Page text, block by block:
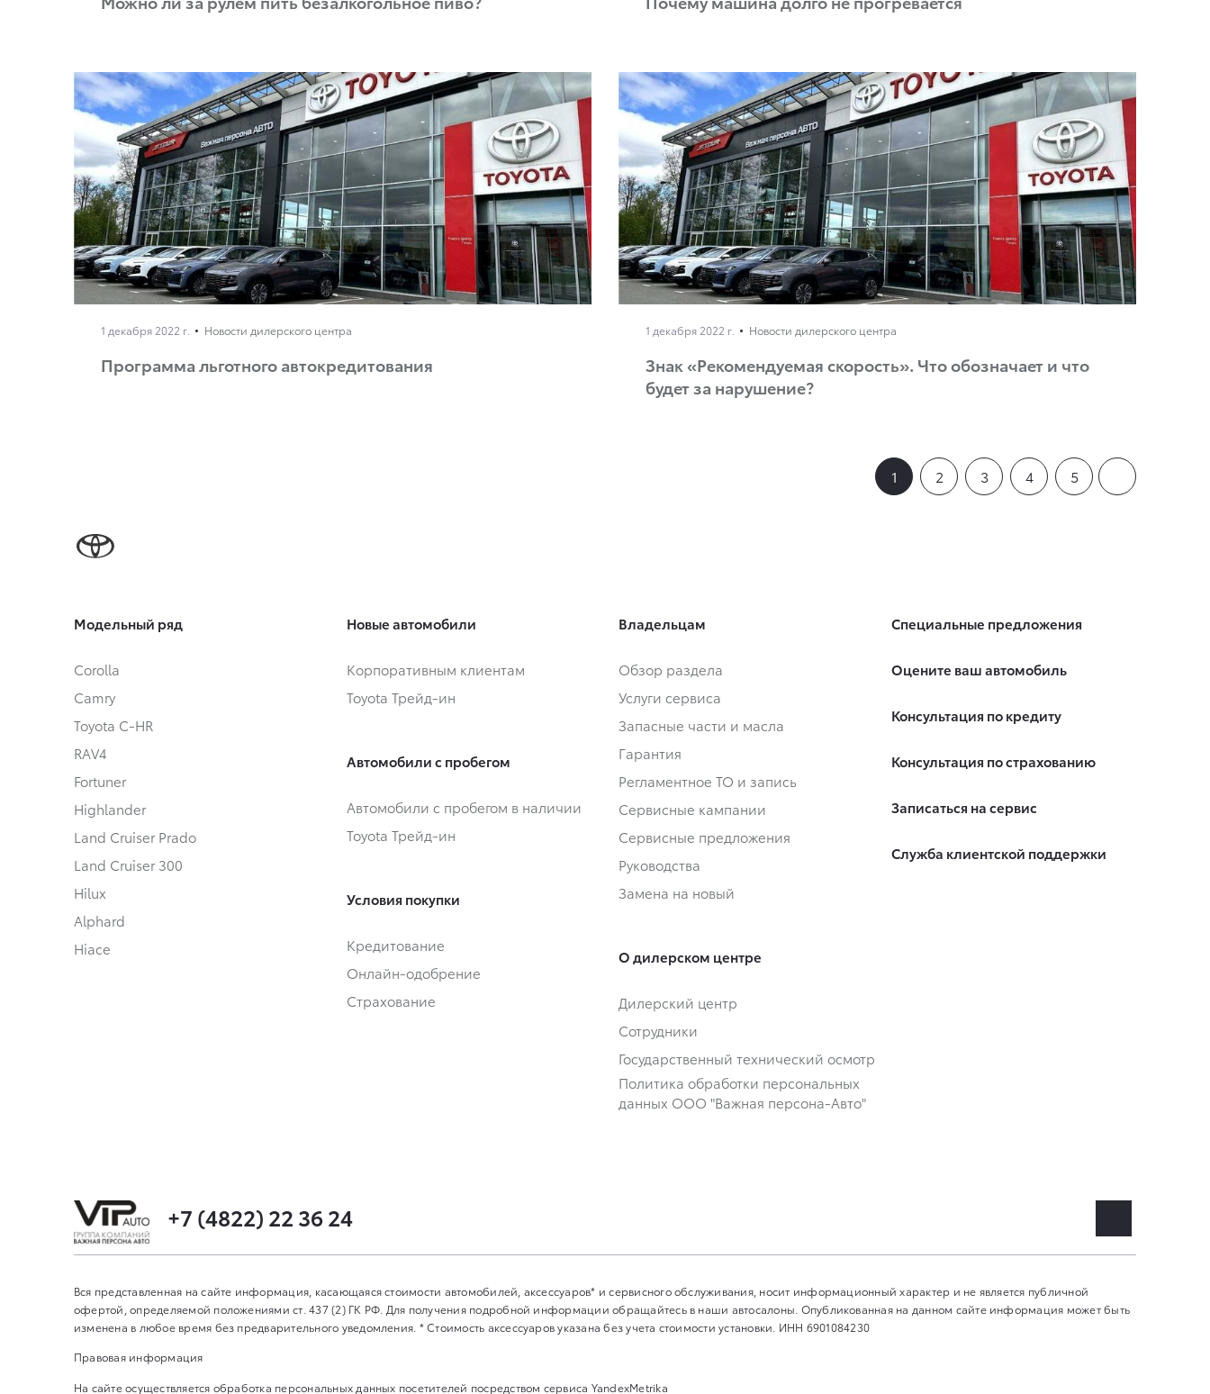
1 декабря 2022 г. Новости дилерского центра
Программа льготного автокредитования
1 декабря 2022 г. Новости дилерского центра
Знак «Рекомендуемая скорость». Что обозначает и что
будет за нарушение?
1 2 3 4 5
Модельный ряд
Corolla
Camry
Toyota C-HR
RAV4
Fortuner
Highlander
Land Cruiser Prado
Land Cruiser 300
Hilux
Alphard
Hiace
Новые автомобили
Корпоративным клиентам
Toyota Трейд-ин
Автомобили с пробегом
Автомобили с пробегом в наличии
Toyota Трейд-ин
Условия покупки
Кредитование
Онлайн-одобрение
Страхование
Владельцам
Обзор раздела
Услуги сервиса
Запасные части и масла
Гарантия
Регламентное ТО и запись
Сервисные кампании
Сервисные предложения
Руководства
Замена на новый
О дилерском центре
Дилерский центр
Сотрудники
Государственный технический осмотр
Политика обработки персональных
данных ООО "Важная персона-Авто"
Специальные предложения
Оцените ваш автомобиль
Консультация по кредиту
Консультация по страхованию
Записаться на сервис
Служба клиентской поддержки
+7 (4822) 22 36 24
Вся представленная на сайте информация, касающаяся стоимости автомобилей, аксессуаров* и сервисного обслуживания, носит информационный характер и не является публичной
офертой, определяемой положениями ст. 437 (2) ГК РФ. Для получения подробной информации обращайтесь в наши автосалоны. Опубликованная на данном сайте информация может быть
изменена в любое время без предварительного уведомления. * Стоимость аксессуаров указана без учета стоимости установки. ИНН 6901084230
Правовая информация
На сайте осуществляется обработка персональных данных посетителей посредством сервиса YandexMetrika